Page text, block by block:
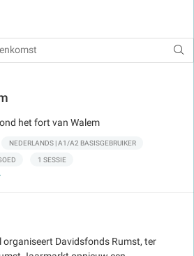
het fort van Walem
NEDERLANDS | A1/A2 BASISGEBRUIKER
1 SESSIE
organiseert Davidsfonds Rumst, ter